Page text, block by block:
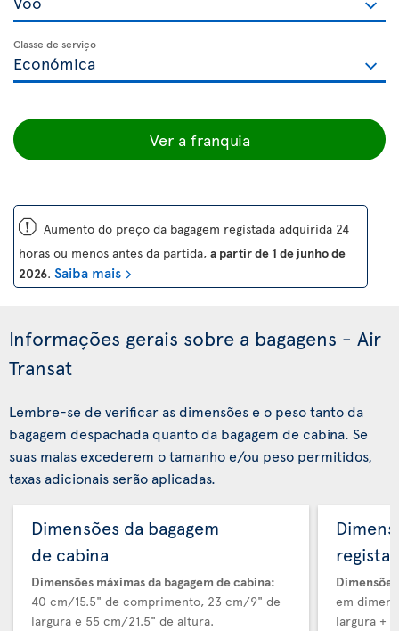
Classe de serviço
Ver a franquia
ü Aumento do preço da bagagem registada adquirida 24
horas ou menos antes da partida, a partir de 1 de junho de
2026. Saiba mais
Informações gerais sobre a bagagens - Air
Transat
Lembre-se de verificar as dimensões e o peso tanto da
bagagem despachada quanto da bagagem de cabina. Se
suas malas excederem o tamanho e/ou peso permitidos,
taxas adicionais serão aplicadas.
Dimensões da bagagem
de cabina
Dimensões máximas da bagagem de cabina:
40 cm/15.5" de comprimento, 23 cm/9" de
largura e 55 cm/21.5" de altura.
em
largura +